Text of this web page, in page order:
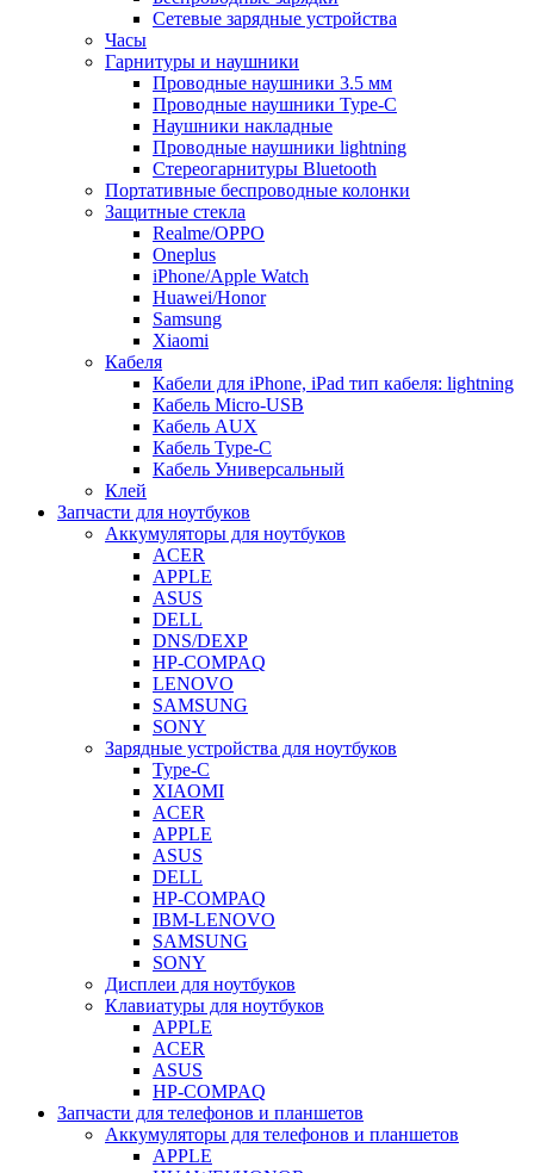
Сетевые зарядные устройства
Часы
Гарнитуры и наушники
Проводные наушники 3.5 мм
Проводные наушники Type-C
Наушники накладные
Проводные наушники lightning
Стереогарнитуры Bluetooth
Портативные беспроводные колонки
Защитные стекла
Realme/OPPO
Oneplus
iPhone/Apple Watch
Huawei/Honor
Samsung
Xiaomi
Кабеля
Кабели для iPhone, iPad тип кабеля: lightning
Кабель Micro-USB
Кабель AUX
Кабель Type-C
Кабель Универсальный
Клей
Запчасти для ноутбуков
Аккумуляторы для ноутбуков
ACER
APPLE
ASUS
DELL
DNS/DEXP
HP-COMPAQ
LENOVO
SAMSUNG
SONY
Зарядные устройства для ноутбуков
Type-C
XIAOMI
ACER
APPLE
ASUS
DELL
HP-COMPAQ
IBM-LENOVO
SAMSUNG
SONY
Дисплеи для ноутбуков
Клавиатуры для ноутбуков
APPLE
ACER
ASUS
HP-COMPAQ
Запчасти для телефонов и планшетов
Аккумуляторы для телефонов и планшетов
APPLE